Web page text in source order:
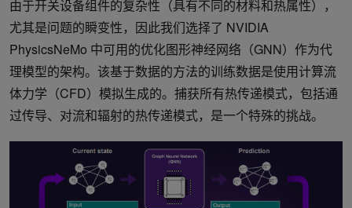
由于开关设备组件的复杂性（具有不同的材料和热属性），
尤其是问题的瞬变性，因此我们选择了 NVIDIA
PhysicsNeMo 中可用的优化图形神经网络（GNN）作为代
理模型的架构。该基于数据的方法的训练数据是使用计算流
体力学（CFD）模拟生成的。捕获所有热传递模式，包括通
过传导、对流和辐射的热传递模式，是一个特殊的挑战。